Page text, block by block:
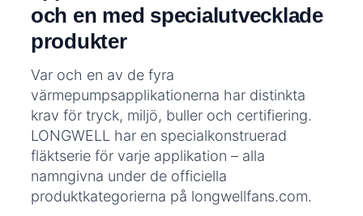
och en med specialutvecklade
produkter
Var och en av de fyra
värmepumpsapplikationerna har distinkta
krav för tryck, miljö, buller och certifiering.
LONGWELL har en specialkonstruerad
fläktserie för varje applikation – alla
namngivna under de officiella
produktkategorierna på longwellfans.com.